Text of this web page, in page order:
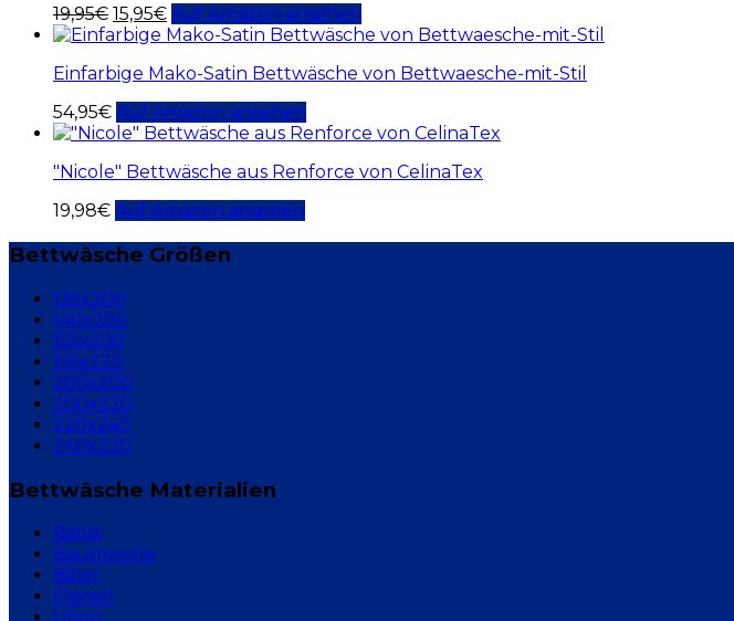
19,95€ 15,95€ Auf Amazon ansehen
Einfarbige Mako-Satin Bettwäsche von Bettwaesche-mit-Stil
54,95€ Auf Amazon ansehen
"Nicole" Bettwäsche aus Renforce von CelinaTex
19,98€ Auf Amazon ansehen
Bettwäsche Größen
135x200
140x200
155x200
155x220
200x200
200x220
220x240
240x220
Bettwäsche Materialien
Batist
Baumwolle
Biber
Flanell